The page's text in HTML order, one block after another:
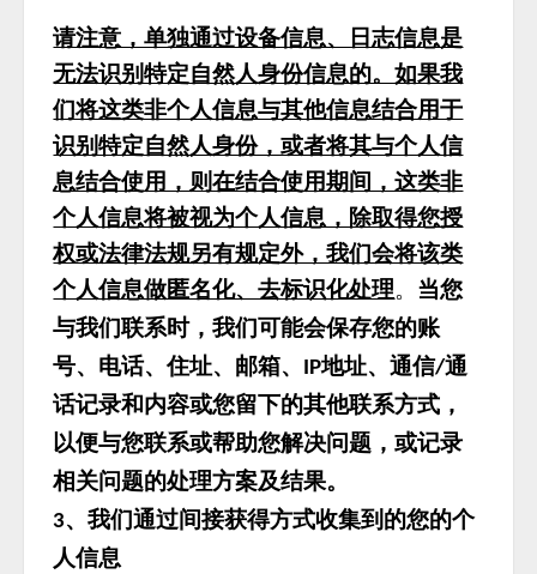
请注意，单独通过设备信息、日志信息是
无法识别特定自然人身份信息的。如果我
们将这类非个人信息与其他信息结合用于
识别特定自然人身份，或者将其与个人信
息结合使用，则在结合使用期间，这类非
个人信息将被视为个人信息，除取得您授
权或法律法规另有规定外，我们会将该类
个人信息做匿名化、去标识化处理。 当您
与我们联系时，我们可能会保存您的账
号、电话、住址、邮箱、 IP地址、通信/通
话记录和内容或您留下的其他联系方式，
以便与您联系或帮助您解决问题，或记录
相关问题的处理方案及结果。
3、我们通过间接获得方式收集到的您的个
人信息